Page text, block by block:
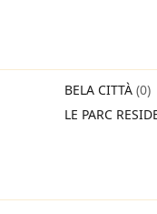
BELA CITTÀ (0)
LE PARC